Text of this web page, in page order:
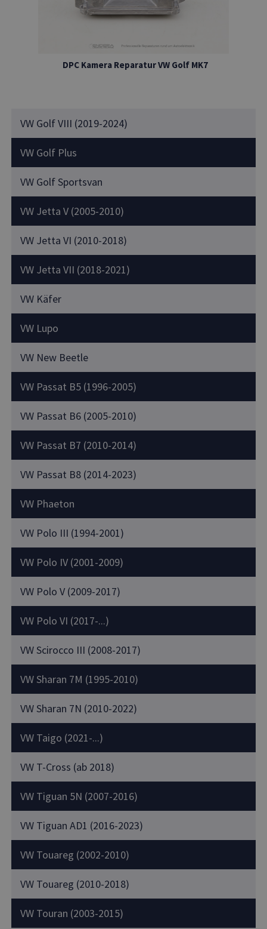
DPC Kamera Reparatur VW Golf MK7
VW Golf VIII (2019-2024)
VW Golf Plus
VW Golf Sportsvan
VW Jetta V (2005-2010)
VW Jetta VI (2010-2018)
VW Jetta VII (2018-2021)
VW Käfer
VW Lupo
VW New Beetle
VW Passat B5 (1996-2005)
VW Passat B6 (2005-2010)
VW Passat B7 (2010-2014)
VW Passat B8 (2014-2023)
VW Phaeton
VW Polo III (1994-2001)
VW Polo IV (2001-2009)
VW Polo V (2009-2017)
VW Polo VI (2017-...)
VW Scirocco III (2008-2017)
VW Sharan 7M (1995-2010)
VW Sharan 7N (2010-2022)
VW Taigo (2021-...)
VW T-Cross (ab 2018)
VW Tiguan 5N (2007-2016)
VW Tiguan AD1 (2016-2023)
VW Touareg (2002-2010)
VW Touareg (2010-2018)
VW Touran (2003-2015)